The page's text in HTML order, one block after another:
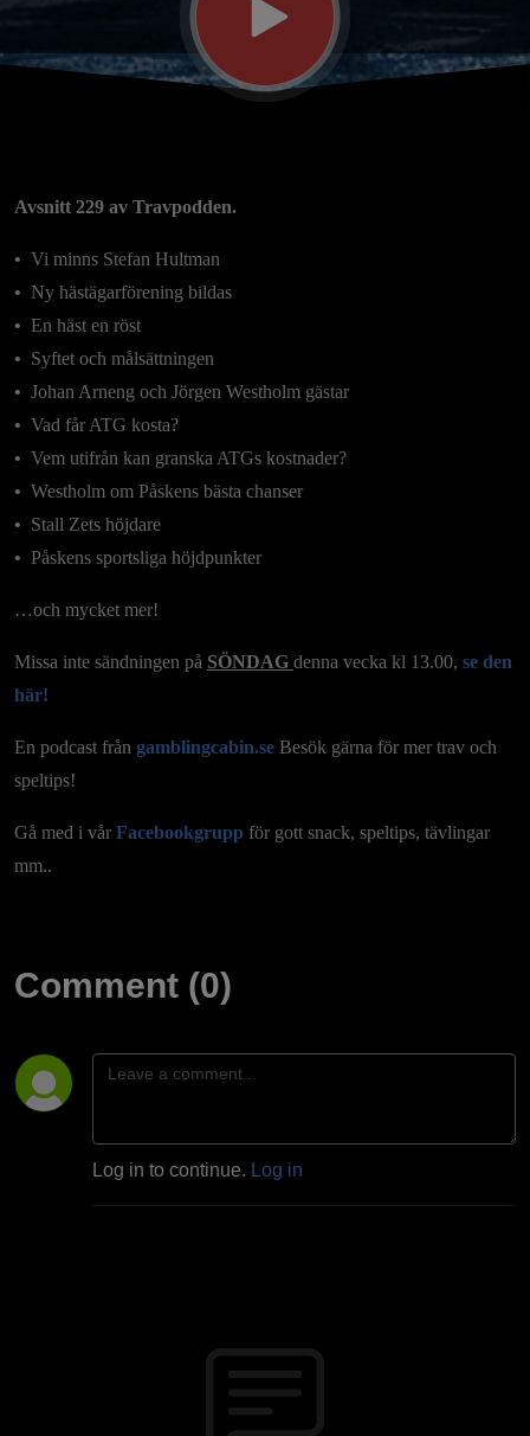
Avsnitt 229 av Travpodden.
•⁠ ⁠Vi minns Stefan Hultman
•⁠ ⁠Ny hästägarförening bildas
• ⁠ ⁠En häst en röst
•⁠ ⁠Syftet och målsättningen
•⁠ ⁠Johan Arneng och Jörgen Westholm gästar
•⁠ ⁠Vad får ATG kosta?
•⁠ ⁠Vem utifrån kan granska ATGs kostnader?
•⁠ ⁠Westholm om Påskens bästa chanser
•⁠ ⁠Stall Zets höjdare
•⁠ ⁠Påskens sportsliga höjdpunkter
…och mycket mer!
Missa inte sändningen på SÖNDAG denna vecka kl 13.00, se den
här!
En podcast från gamblingcabin.se Besök gärna för mer trav och
speltips!
Gå med i vår Facebookgrupp för gott snack, speltips, tävlingar
mm..
Comment (0)
Log in to continue. Log in